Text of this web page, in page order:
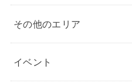
その他のエリア
イベント